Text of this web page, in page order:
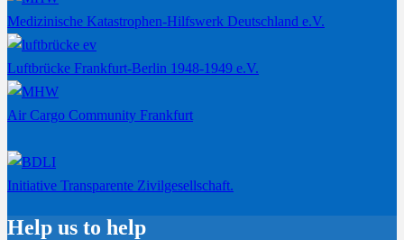
Medizinische Katastrophen-Hilfswerk Deutschland e.V.
Luftbrücke Frankfurt-Berlin 1948-1949 e.V.
Air Cargo Community Frankfurt
Initiative Transparente Zivilgesellschaft.
Help us to help